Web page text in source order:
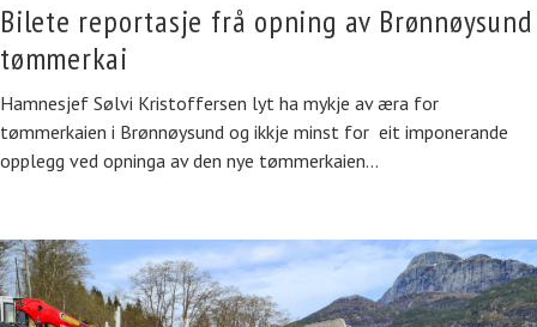
Bilete reportasje frå opning av Brønnøysund
tømmerkai
Hamnesjef Sølvi Kristoffersen lyt ha mykje av æra for
tømmerkaien i Brønnøysund og ikkje minst for eit imponerande
opplegg ved opninga av den nye tømmerkaien…